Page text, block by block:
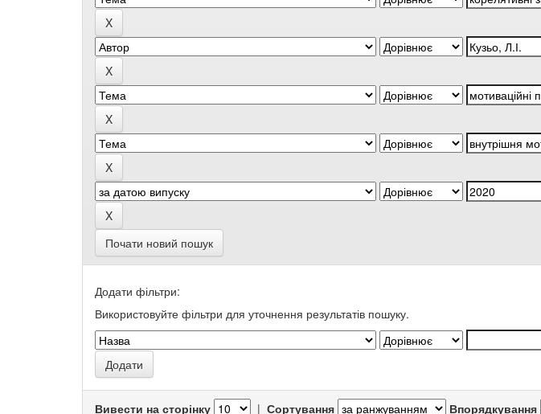
Почати новий пошук
Додати фільтри:
Використовуйте фільтри для уточнення результатів пошуку.
Вивести на сторінку | Сортування Впорядкування